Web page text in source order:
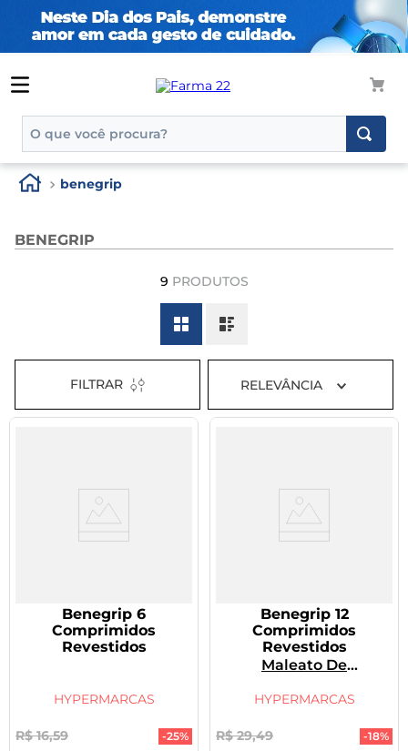
TERMOS MAIS BUSCADOS
2º
rosuvastatina 20mg
6º
rosuvastatina
dipirona
8º
tadalafila 5mg
rivaroxabana 20mg
benegrip
BENEGRIP
9 PRODUTOS
FILTRAR RELEVÂNCIA
Benegrip 6
Comprimidos
Revestidos
HYPERMARCAS
R$ 16,59 -25%
Benegrip 12
Comprimidos
Revestidos
Maleato De
Dipirona
HYPERMARCAS
R$ 29,49 -18%